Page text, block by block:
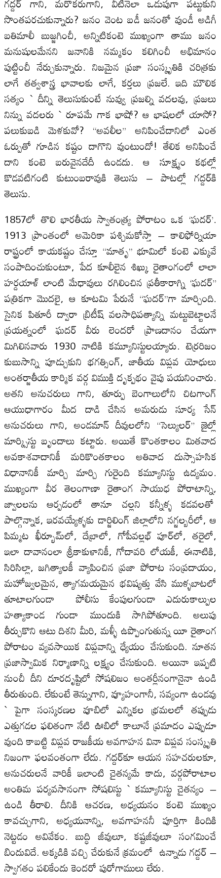
సొంతపరచుకున్నారు? జనం వెంట బడీ జనంతో వుండీ అడిగీ
బతిమాలీ బుజ్జగించీ, అన్నిటికంటె ముఖ్యంగా తాము జనం
మనుషులమేనని జనానికి నమ్మకం కలిగించీ అభిమానం
పుట్టించీ నేర్చుకున్నారు. నిజమైన ప్రజా సంస్కృతికి చరిత్రకు
లాగే తత్వశాస్త్ర భావాలకు లాగే, కర్తలు ప్రజలే. ఇది మౌలిక
సత్యం ` దీన్ని తెలుసుకుంటే నువ్వు ప్రజల్ని వదలవు, ప్రజలు
నిన్ను వదలరు ` రూపమే గాక భాషో? ఆ భాషలలో యాసో?
పలుకుబడి మెళకువో? ‘‘అవలీల’’ అనిపించేదానిలో ఎంత
ఓర్పుతో గూడిన కష్టం దాగొని వుంటుందో! తేలిక అనిపించే
దాని కంటె బరువైనదేదీ ఉండదు. ఆ సూక్ష్మం కథల్లో
కొడవటిగంటి కుటుంబరావుకి తెలుసు – పాటల్లో గద్దర్‌కి
తెలుసు.
1857లో తొలి భారతీయ స్వాతంత్య్ర పోరాటం ఒక ‘ఘదర్‌’.
1913 ప్రాంతంలో అమెరికా పశ్చిమకోస్తా – కాలిఫోర్నియా
రాష్ట్రంలో కాయకష్టం చేస్తూ ‘‘మాతృ’’ భూమిలో కంటె ఎక్కువే
సంపాదించుకుంటూ, పేద కూలీలైన శిఖ్కు రైతాంగంలో లాలా
హర్దయాళ్‌ లాంటి మేధావులు రగిలించిన ప్రతీకారాగ్ని ‘ఘదర్‌’’
పత్రికగా మొదలై, ఆ కూటమి పేరునే ‘‘ఘదర్‌’’గా మార్చింది.
సైనిక పితూరీ ద్వారా బ్రిటీష్‌ వలసాధిపత్యాన్ని మట్టుబెట్టాలనే
ప్రయత్నంలో ఘదర్‌ వీరు లెందరో ప్రాణదానం చేయగా
మిగిలినవారు 1930 నాటికి కమ్యూనిస్టులయ్యారు. టెర్రరిజం
కుబుసాన్ని పూడ్చుకుని భగత్సింగ్‌, జాతీయ విప్లవ యోధులు
అంతర్జాతీయ కార్మిక వర్గ విముక్తి దృక్పథం వైపు పయనించారు.
అతని అనుచరులు గాని, తూర్పు బెంగాలులోని చిటగాంగ్‌
ఆయుధాగారం మీద దాడి చేసిన అమరుడు సూర్య సేన్‌
అనుచరులు గాని, అండమాన్‌ దీవులలోని ‘‘సెల్యులర్‌’’ జైల్లో
మార్క్సిస్టు బృందాలు కట్టారు. అయితే కొంతకాలం మితవాద
అవకాశవాదానికీ మరికొంతకాలం అతివాద దుస్సాహసిక
విధానానికీ మార్చి మార్చి గురైంది కమ్యూనిస్టు ఉద్యమం.
ముఖ్యంగా వీర తెలంగాణా రైతాంగ సాయుధ పోరాటాన్ని,
జ్వాలలను ఆర్పడంలో తానూ చల్లని కన్నీళ్ళ కడవలతో
పాల్గొన్నాక, ఇరవయ్యేళ్ళకు డార్జిలింగ్‌ జిల్లాలోని నగ్జల్బరీలో, ఆ
పిమ్మట ఖీర్భూమ్‌లో, దేబ్రాలో, గోపీవల్లభ్‌ పూర్‌లో, తరైలో,
ఇలా దావానంలా శ్రీకాకుళానికీ, గోదావరి లోయకీ, ఈనాటికి,
సిరిసిల్లా, జగిత్యాలకీ వ్యాపించిన ప్రజా పోరాట సంప్రదాయం,
మహోజ్వలమైన, త్యాగమయమైన భవిష్యత్తు వేసి ముళ్ళబాటలో
తూటాలగుండా పోలీసు కేంపులగుండా ఎదురుకాల్పుల
హత్యాకాండ గుండా ముందుకి సాగిపోతూంది. అలుపు
తీర్చుకొని ఆటు దిశని మీరి, మళ్ళీ ఉప్పొంగుతున్న యీ రైతాంగ
పోరాటం వ్యవసాయిక విప్లవాన్ని ధ్యేయం చేసుకుంది. నూతన
ప్రజాస్వామిక నిర్మాణాన్ని లక్ష్యం చేసుకుంది. అయినా ఇప్పటి
నుంచీ దీని దూరదృష్టిలో సోషలిజం అంతర్లీనంగానైనా ఉండి
తీరుతుంది. లేకుంటే తెన్నుగాని, వ్యూహంగానీ, సవ్యంగా ఉండవు
` పైగా సంస్కరణల వూబిలో ఎన్నికల భ్రమలలో తప్పుడు
ఎత్తుగడల ఫలితంగా నేటి ఊబిలో కాలూనే ప్రమాదం ఎప్పుడూ
వుంది కాబట్టి విప్లవ రాజకీయ అవగాహన వినా విప్లవ సంస్కృతి
నిజంగా ఫలవంతంగా లేదు. గద్దర్‌కూ ఆయన సహచరులకూ,
అనుచరులనే వారికీ ఇలాంటి చైతన్యమే కాదు, వర్గపోరాటాల
అంతిమ పర్యవసానంగా సోషలిస్టు ` కమ్యూనిస్టు చైతన్యం –
ఉండి తీరాలి. దీనికి ఆచరణ, అధ్యయనం కంటె ముఖ్యం
కావచ్చుగాని, అధ్యయనాన్ని, అవగాహననీ పూర్తిగా కిందికి
నెట్టడం అవివేకం. బుద్ధి జీవులూ, కష్టజీవులూ సంగమించే
బిందువిదే. అక్కడికి వచ్చి చేరుకునే క్రమంలో ఉన్నాడు గద్దర్‌ –
స్వాగతం పలికేందు కెందరో పురోగాములు లేరు.